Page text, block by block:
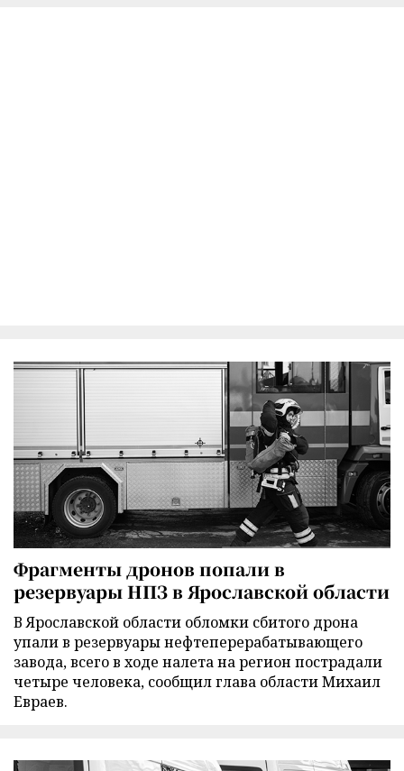
Фрагменты дронов попали в
резервуары НПЗ в Ярославской области
В Ярославской области обломки сбитого дрона
упали в резервуары нефтеперерабатывающего
завода, всего в ходе налета на регион пострадали
четыре человека, сообщил глава области Михаил
Евраев.